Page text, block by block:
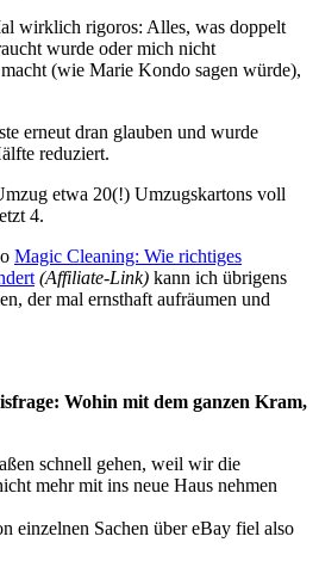
wirklich rigoros: Alles, was doppelt
wurde oder mich nicht
(wie Marie Kondo sagen würde),
erneut dran glauben und wurde
reduziert.
etwa 20(!) Umzugskartons voll
4.
Magic Cleaning: Wie richtiges
(Affiliate-Link) kann ich übrigens
der mal ernsthaft aufräumen und
Wohin mit dem ganzen Kram,
schnell gehen, weil wir die
mehr mit ins neue Haus nehmen
einzelnen Sachen über eBay fiel also